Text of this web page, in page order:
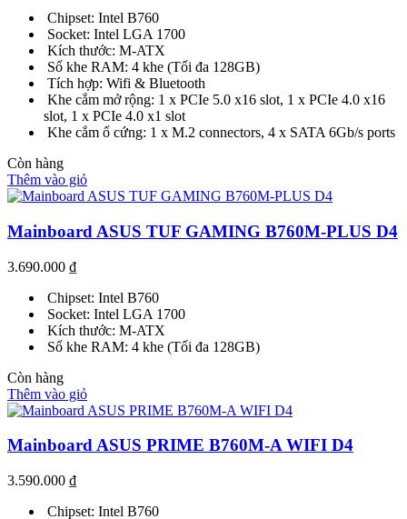
Chipset: Intel B760
Socket: Intel LGA 1700
Kích thước: M-ATX
Số khe RAM: 4 khe (Tối đa 128GB)
Tích hợp: Wifi & Bluetooth
Khe cắm mở rộng: 1 x PCIe 5.0 x16 slot, 1 x PCIe 4.0 x16
slot, 1 x PCIe 4.0 x1 slot
Khe cắm ổ cứng: 1 x M.2 connectors, 4 x SATA 6Gb/s ports
Còn hàng
Thêm vào giỏ
Mainboard ASUS TUF GAMING B760M-PLUS D4
3.690.000 ₫
Chipset: Intel B760
Socket: Intel LGA 1700
Kích thước: M-ATX
Số khe RAM: 4 khe (Tối đa 128GB)
Còn hàng
Thêm vào giỏ
Mainboard ASUS PRIME B760M-A WIFI D4
3.590.000 ₫
Chipset: Intel B760